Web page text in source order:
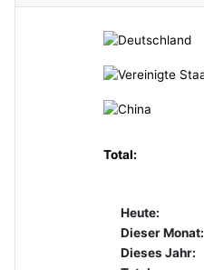
Total:
Heute:
Dieser Monat:
Dieses Jahr: